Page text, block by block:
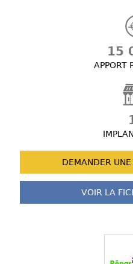
15
APPORT
DEMANDER UNE
VOIR LA